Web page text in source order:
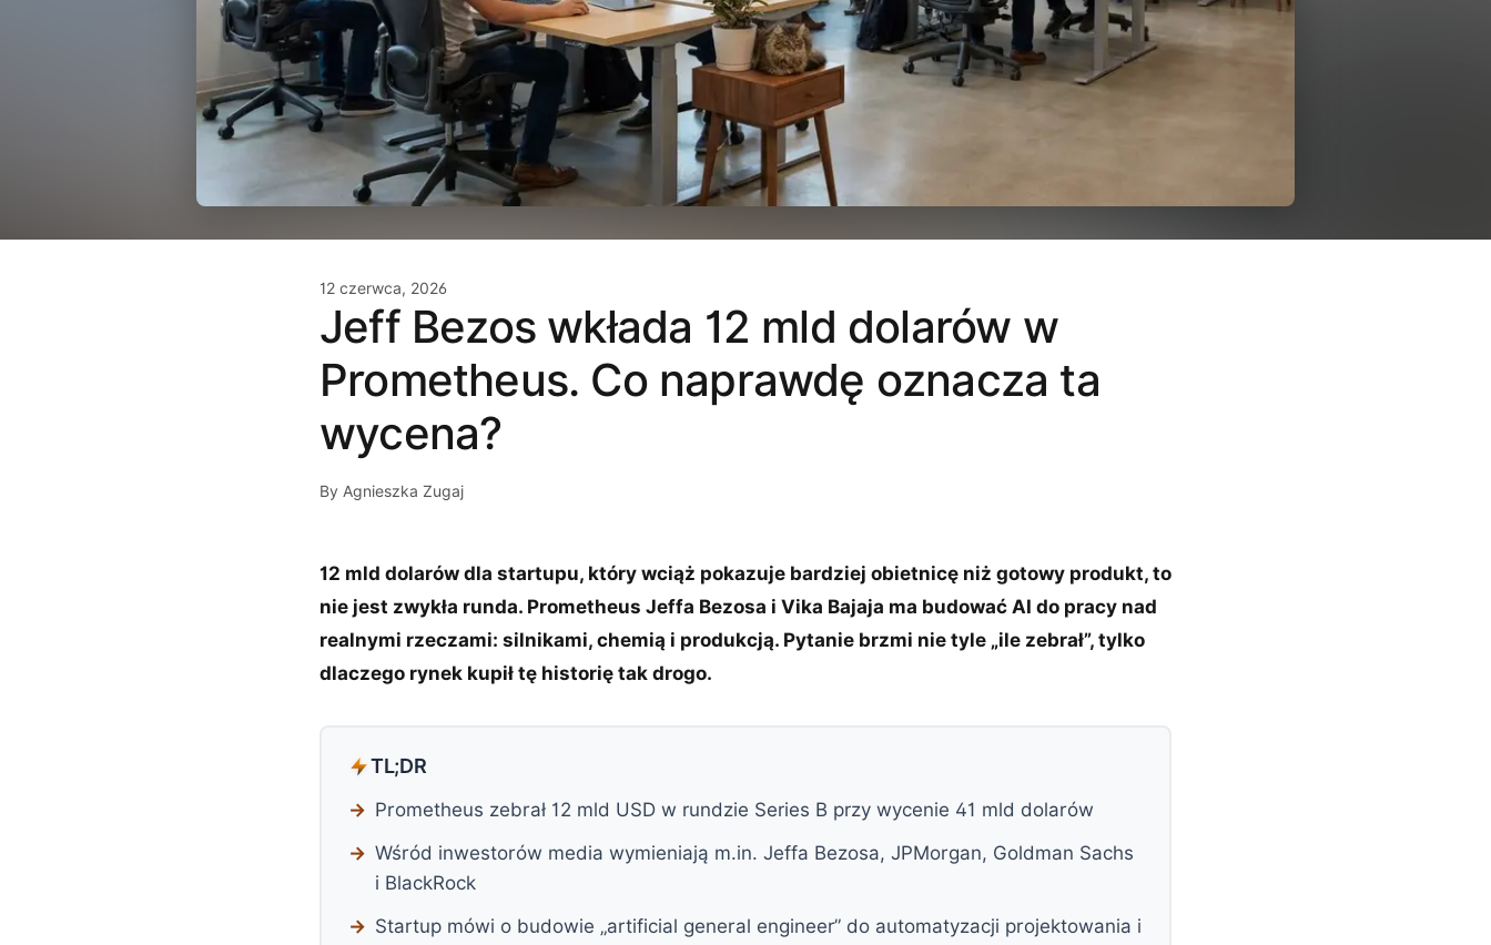
12 czerwca, 2026
Jeff Bezos wkłada 12 mld dolarów w
Prometheus. Co naprawdę oznacza ta
wycena?
By Agnieszka Zugaj
12 mld dolarów dla startupu, który wciąż pokazuje bardziej obietnicę niż gotowy produkt, to
nie jest zwykła runda. Prometheus Jeffa Bezosa i Vika Bajaja ma budować AI do pracy nad
realnymi rzeczami: silnikami, chemią i produkcją. Pytanie brzmi nie tyle „ile zebrał”, tylko
dlaczego rynek kupił tę historię tak drogo.
TL;DR
Prometheus zebrał 12 mld USD w rundzie Series B przy wycenie 41 mld dolarów
Wśród inwestorów media wymieniają m.in. Jeffa Bezosa, JPMorgan, Goldman Sachs
i BlackRock
Startup mówi o budowie „artificial general engineer” do automatyzacji projektowania i